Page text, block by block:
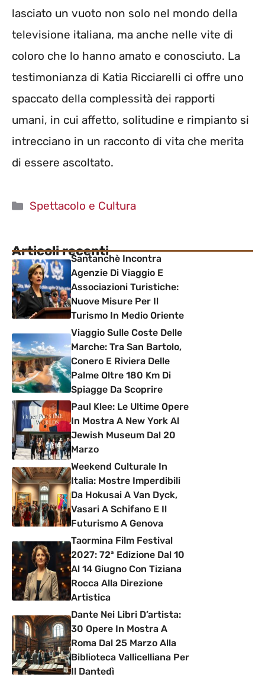
lasciato un vuoto non solo nel mondo della
televisione italiana, ma anche nelle vite di
coloro che lo hanno amato e conosciuto. La
testimonianza di Katia Ricciarelli ci offre uno
spaccato della complessità dei rapporti
umani, in cui affetto, solitudine e rimpianto si
intrecciano in un racconto di vita che merita
di essere ascoltato.
Categorie
Spettacolo e Cultura
Articoli recentiSantanchè Incontra
Agenzie Di Viaggio E
Associazioni Turistiche:
Nuove Misure Per Il
Turismo In Medio Oriente
Viaggio Sulle Coste Delle
Marche: Tra San Bartolo,
Conero E Riviera Delle
Palme Oltre 180 Km Di
Spiagge Da Scoprire
Paul Klee: Le Ultime Opere
In Mostra A New York Al
Jewish Museum Dal 20
Marzo
Weekend Culturale In
Italia: Mostre Imperdibili
Da Hokusai A Van Dyck,
Vasari A Schifano E Il
Futurismo A Genova
Taormina Film Festival
2027: 72ª Edizione Dal 10
Al 14 Giugno Con Tiziana
Rocca Alla Direzione
Artistica
Dante Nei Libri D’artista:
30 Opere In Mostra A
Roma Dal 25 Marzo Alla
Biblioteca Vallicelliana Per
Il Dantedì